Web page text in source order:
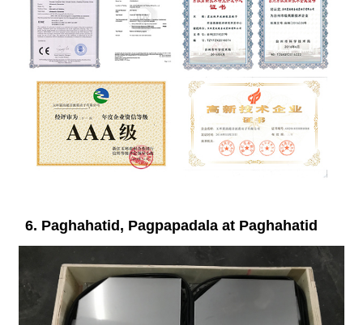
6. Paghahatid, Pagpapadala at Paghahatid